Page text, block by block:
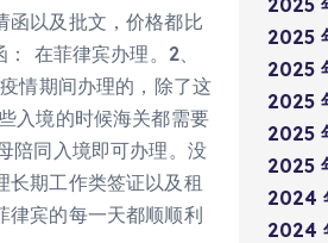
函以及批文，价格都比
在菲律宾办理。2、
情期间办理的，除了这
入境的时候海关都需要
陪同入境即可办理。没
长期工作类签证以及租
律宾的每一天都顺顺利
2025
2025
2025
2025
2025
2025
2024
2024